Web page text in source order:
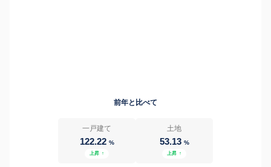
前年と比べて
一戸建て
122.22 %
上昇 ↑
土地
53.13 %
上昇 ↑